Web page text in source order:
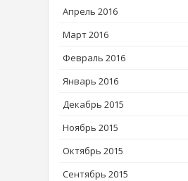
Апрель 2016
Март 2016
Февраль 2016
Январь 2016
Декабрь 2015
Ноябрь 2015
Октябрь 2015
Сентябрь 2015